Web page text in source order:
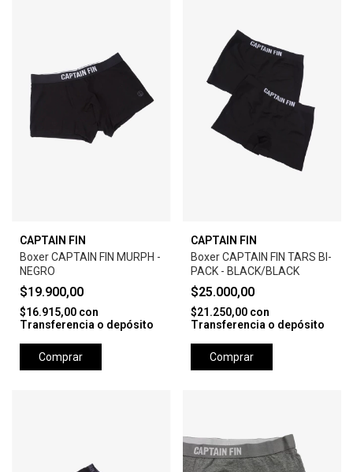
CAPTAIN FIN
Boxer CAPTAIN FIN MURPH -
NEGRO
$19.900,00
$16.915,00 con
Transferencia o depósito
Comprar
CAPTAIN FIN
Boxer CAPTAIN FIN TARS BI-
PACK - BLACK/BLACK
$25.000,00
$21.250,00 con
Transferencia o depósito
Comprar